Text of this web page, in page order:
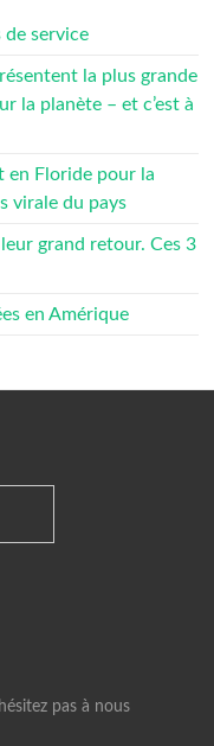
de service
la plus grande
la planète – et c’est à
en Floride pour la
virale du pays
grand retour. Ces 3
en Amérique
pas à nous